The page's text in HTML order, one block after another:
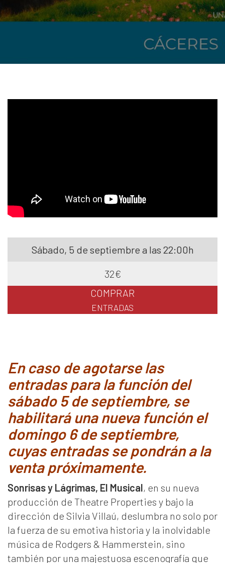
Sábado, 5 de septiembre a las 22:00h
32€
COMPRAR
ENTRADAS
En caso de agotarse las
entradas para la función del
sábado 5 de septiembre, se
habilitará una nueva función el
domingo 6 de septiembre,
cuyas entradas se pondrán a la
venta próximamente.
Sonrisas y Lágrimas, El Musical, en su nueva
producción de Theatre Properties y bajo la
dirección de Silvia Villaú, deslumbra no solo por
la fuerza de su emotiva historia y la inolvidable
música de Rodgers & Hammerstein, sino
también por una majestuosa escenografía que